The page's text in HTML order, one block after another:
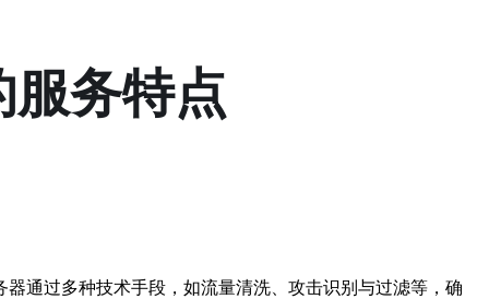
服务特点
通过多种技术手段，如流量清洗、攻击识别与过滤等，确